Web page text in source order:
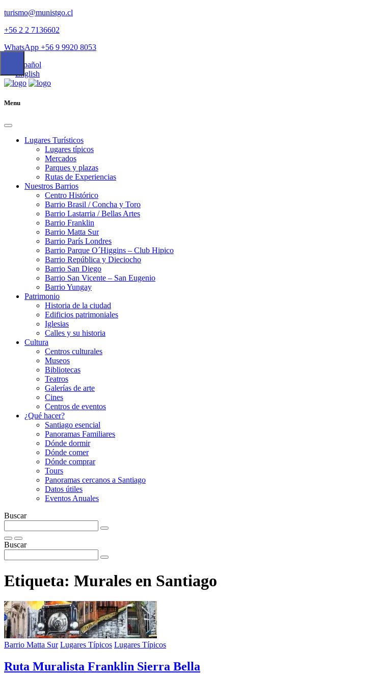
turismo@munistgo.cl
+56 2 2 7136602
WhatsApp +56 9 9920 8053
Español
English
Menu
Lugares Turísticos
Lugares tí­picos
Mercados
Parques y plazas
Rutas de Experiencias
Nuestros Barrios
Centro Histórico
Barrio Brasil / Concha y Toro
Barrio Lastarria / Bellas Artes
Barrio Franklin
Barrio Matta Sur
Barrio Parí­s Londres
Barrio Parque O´Higgins – Club Hipico
Barrio República y Dieciocho
Barrio San Diego
Barrio San Vicente – San Eugenio
Barrio Yungay
Patrimonio
Historia de la ciudad
Edificios patrimoniales
Iglesias
Calles y su historia
Cultura
Centros culturales
Museos
Bibliotecas
Teatros
Galerí­as de arte
Cines
Centros de eventos
¿Qué hacer?
Santiago esencial
Panoramas Familiares
Dónde dormir
Dónde comer
Dónde comprar
Tours
Panoramas cercanos a Santiago
Datos útiles
Eventos Anuales
Buscar
Buscar
Etiqueta: Murales en Santiago
Barrio Matta Sur Lugares Típicos Lugares Típicos
Ruta Muralista Franklin Sierra Bella